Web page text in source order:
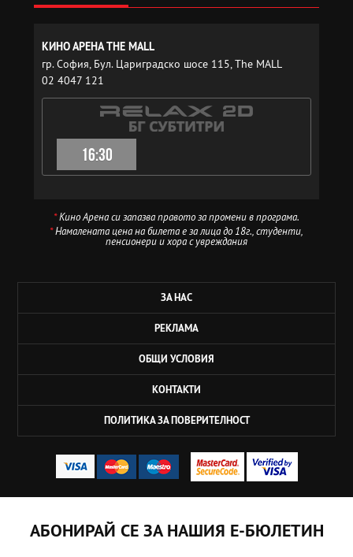
КИНО АРЕНА THE MALL
гр. София, Бул. Цариградско шосе 115, The MALL
02 4047 121
16:30
*Кино Арена си запазва правото за промени в програма.
*Намалената цена на билета е за лица до 18г., студенти,
пенсионери и хора с увреждания
ЗА НАС
РЕКЛАМА
ОБЩИ УСЛОВИЯ
КОНТАКТИ
ПОЛИТИКА ЗА ПОВЕРИТЕЛНОСТ
АБОНИРАЙ СЕ ЗА НАШИЯ Е-БЮЛЕТИН